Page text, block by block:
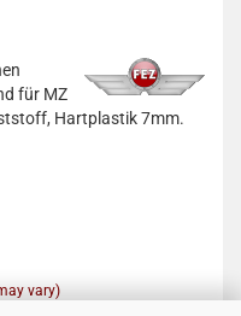
für MZ
Hartplastik 7mm.
vary)